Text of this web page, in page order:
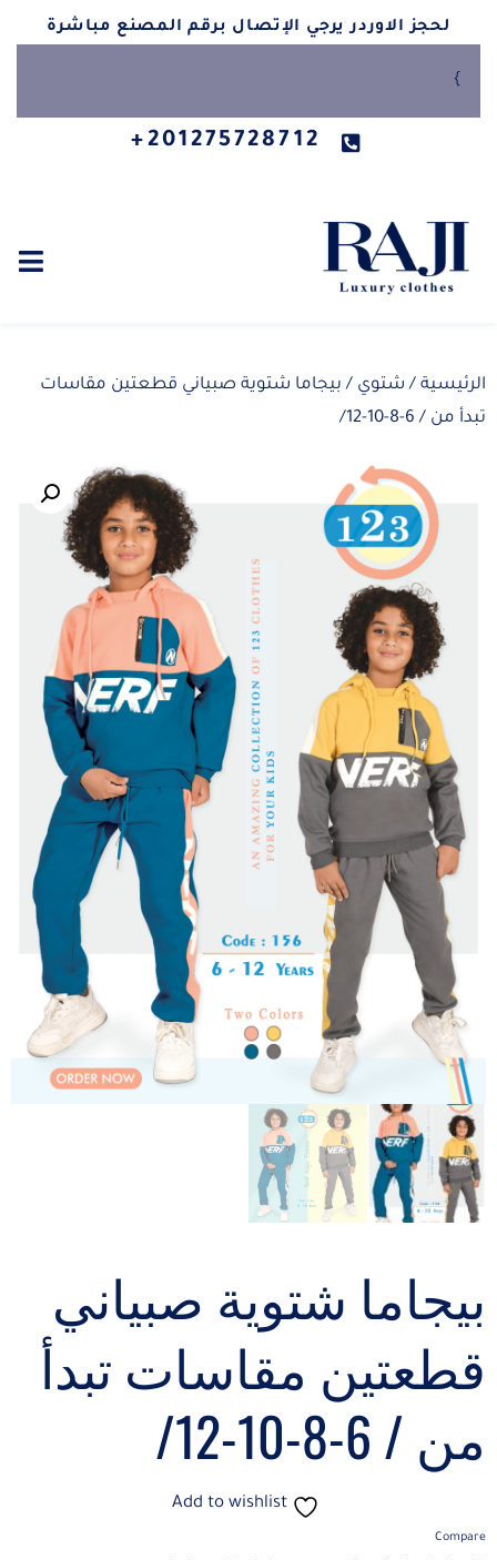
لحجز الاوردر يرجي الإتصال برقم المصنع مباشرة
}
201275728712+
الرئيسية / شتوي / بيجاما شتوية صبياني قطعتين مقاسات
تبدأ من / 6-8-10-12/
بيجاما شتوية صبياني
قطعتين مقاسات تبدأ
من / 6-8-10-12/
Add to wishlist
Compare